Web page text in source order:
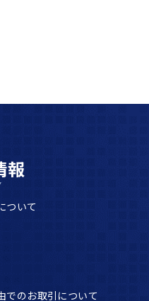
報
ついて
でのお取引について